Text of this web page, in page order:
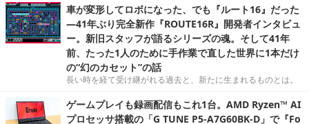
車が変形してロボになった、でも『ルート16』だった
―41年ぶり完全新作『ROUTE16R』開発者インタビュ
ー。新旧スタッフが語るシリーズの魂。そして41年
前、たった1人のために手作業で直した世界に1本だけ
の“幻のカセット”の話
長い時を経て受け継がれる過去と、新たに生まれるものとは。
ゲームプレイも録画配信もこれ1台。AMD Ryzen™ AI
プロセッサ搭載の「G TUNE P5-A7G60BK-D」で『Fo